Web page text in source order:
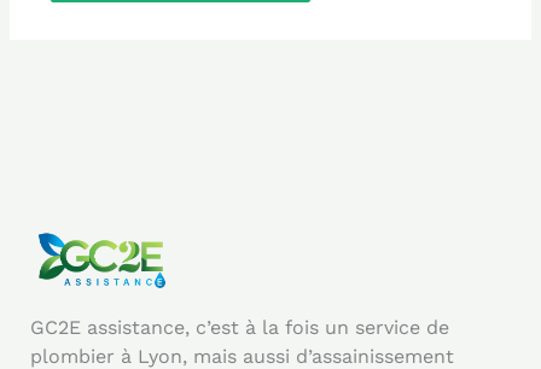
GC2E assistance, c’est à la fois un service de
plombier à Lyon, mais aussi d’assainissement